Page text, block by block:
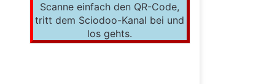
Scanne einfach den QR-Code,
tritt dem Sciodoo-Kanal bei und
los gehts.